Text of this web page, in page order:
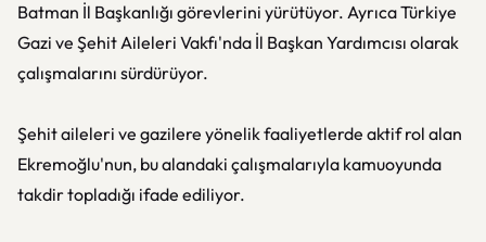
Batman İl Başkanlığı görevlerini yürütüyor. Ayrıca Türkiye
Gazi ve Şehit Aileleri Vakfı'nda İl Başkan Yardımcısı olarak
çalışmalarını sürdürüyor.
Şehit aileleri ve gazilere yönelik faaliyetlerde aktif rol alan
Ekremoğlu'nun, bu alandaki çalışmalarıyla kamuoyunda
takdir topladığı ifade ediliyor.